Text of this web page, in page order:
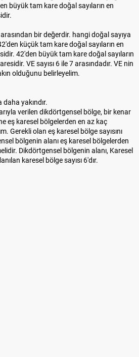
büyük tam kare doğal sayıların en
bir değerdir. hangi doğal sayıya
küçük tam kare doğal sayıların en
42'den büyük tam kare doğal sayıların
VE sayısı 6 ile 7 arasındadır. VE nin
olduğunu belirleyelim.
yakındır.
verilen dikdörtgensel bölge, bir kenar
eş karesel bölgelerden en az kaç
Gerekli olan eş karesel bölge sayısını
bölgenin alanı eş karesel bölgelerden
Dikdörtgensel bölgenin alanı, Karesel
karesel bölge sayısı 6'dır.